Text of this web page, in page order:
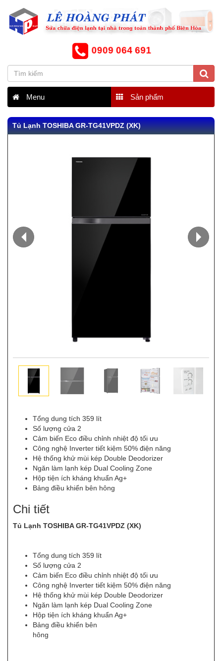
0909 064 691
Menu Sản phẩm
Tủ Lạnh TOSHIBA GR-TG41VPDZ (XK)
Tổng dung tích 359 lít
Số lượng cửa 2
Cảm biến Eco điều chỉnh nhiệt độ tối ưu
Công nghệ Inverter tiết kiệm 50% điện năng
Hệ thống khử mùi kép Double Deodorizer
Ngăn làm lạnh kép Dual Cooling Zone
Hộp tiện ích kháng khuẩn Ag+
Bảng điều khiển bên hông
Chi tiết
Tủ Lạnh TOSHIBA GR-TG41VPDZ (XK)
Tổng dung tích 359 lít
Số lượng cửa 2
Cảm biến Eco điều chỉnh nhiệt độ tối ưu
Công nghệ Inverter tiết kiệm 50% điện năng
Hệ thống khử mùi kép Double Deodorizer
Ngăn làm lạnh kép Dual Cooling Zone
Hộp tiện ích kháng khuẩn Ag+
Bảng điều khiển bên
hông